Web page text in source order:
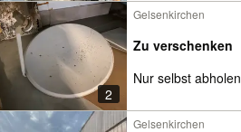
2
Gelsenkirchen
Zu verschenken
Nur selbst abholen
Gelsenkirchen